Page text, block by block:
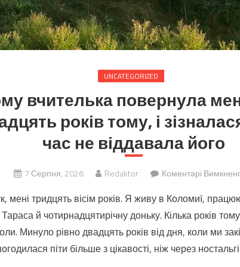
UNCATEGORIZED
вчителька повернула
років тому, і
час не віддавала його
7 Серпня, 2026 Redaktor Коментарі
тридцять вісім років. Я живу в Коломиї,
Тараса й чотирнадцятирічну доньку. Кілька років
Минуло рівно двадцять років від дня, коли ми
піти більше з цікавості, ніж через